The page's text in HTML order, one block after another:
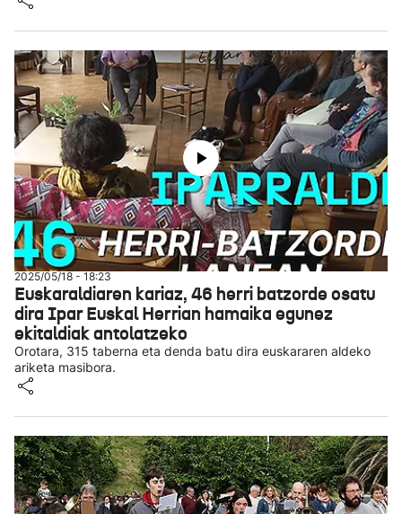
2025/05/18 - 18:23
Euskaraldiaren kariaz, 46 herri batzorde osatu
dira Ipar Euskal Herrian hamaika egunez
ekitaldiak antolatzeko
Orotara, 315 taberna eta denda batu dira euskararen aldeko
ariketa masibora.